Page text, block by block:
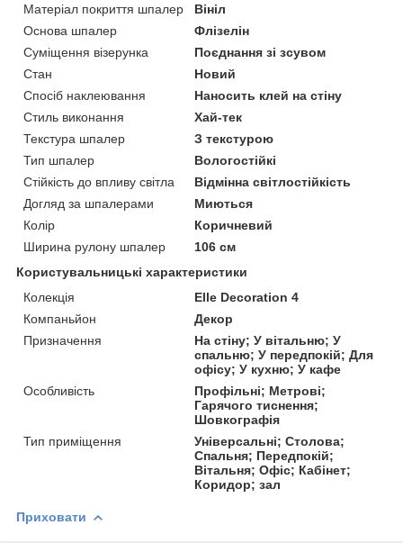
Матеріал покриття шпалер
Вініл
Основа шпалер
Флізелін
Суміщення візерунка
Поєднання зі зсувом
Стан
Новий
Спосіб наклеювання
Наносить клей на стіну
Стиль виконання
Хай-тек
Текстура шпалер
З текстурою
Тип шпалер
Вологостійкі
Стійкість до впливу світла
Відмінна світлостійкість
Догляд за шпалерами
Миються
Колір
Коричневий
Ширина рулону шпалер
106 см
Користувальницькі характеристики
Колекція
Elle Decoration 4
Компаньйон
Декор
Призначення
На стіну; У вітальню; У
спальню; У передпокій; Для
офісу; У кухню; У кафе
Особливість
Профільні; Метрові;
Гарячого тиснення;
Шовкографія
Тип приміщення
Універсальні; Столова;
Спальня; Передпокій;
Вітальня; Офіс; Кабінет;
Коридор; зал
Приховати